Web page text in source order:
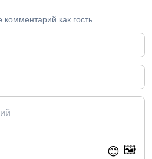
комментарий как гость
😊 🖼️